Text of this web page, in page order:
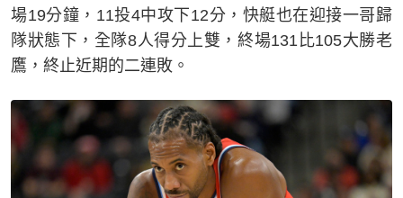
場19分鐘，11投4中攻下12分，快艇也在迎接一哥歸
隊狀態下，全隊8人得分上雙，終場131比105大勝老
鷹，終止近期的二連敗。